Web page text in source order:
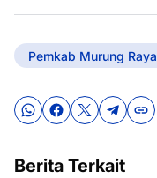
Pemkab Murung Raya
Berita Terkait